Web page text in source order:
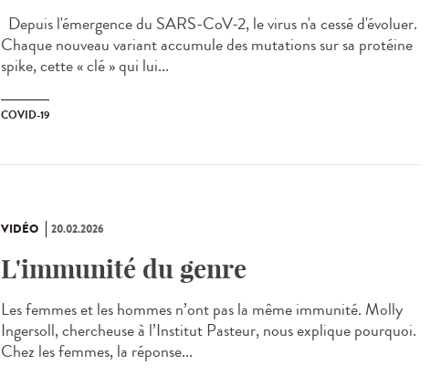
Depuis l'émergence du SARS-CoV-2, le virus n'a cessé d'évoluer.
Chaque nouveau variant accumule des mutations sur sa protéine
spike, cette « clé » qui lui...
COVID-19
VIDÉO 20.02.2026
L'immunité du genre
Les femmes et les hommes n’ont pas la même immunité. Molly
Ingersoll, chercheuse à l’Institut Pasteur, nous explique pourquoi.
Chez les femmes, la réponse...